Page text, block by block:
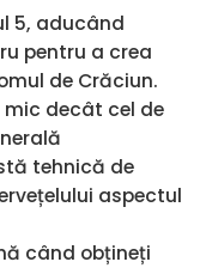
5, aducând
pentru a crea
de Crăciun.
decât cel de
tehnică de
aspectul
când obțineți